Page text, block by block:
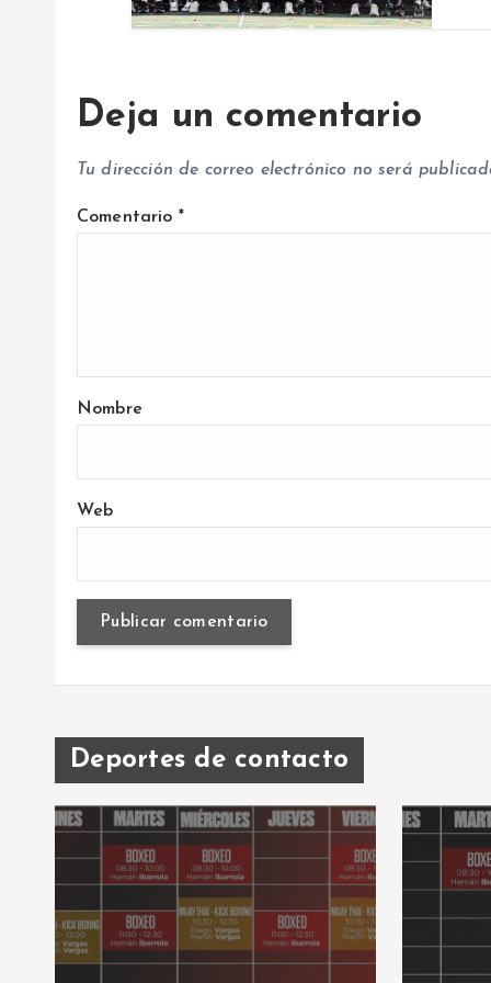
a
d
a
Deja un comentario
Tu dirección de correo electrónico no será
Comentario *
Nombre
Web
Deportes de contacto